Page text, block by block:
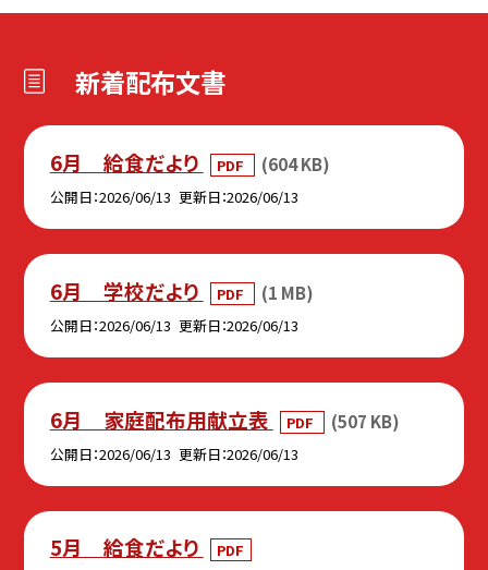
新着配布文書
6月 給食だより PDF (604 KB)
公開日 2026/06/13 更新日 2026/06/13
6月 学校だより PDF (1 MB)
公開日 2026/06/13 更新日 2026/06/13
6月 家庭配布用献立表 PDF (507 KB)
公開日 2026/06/13 更新日 2026/06/13
5月 給食だより
PDF